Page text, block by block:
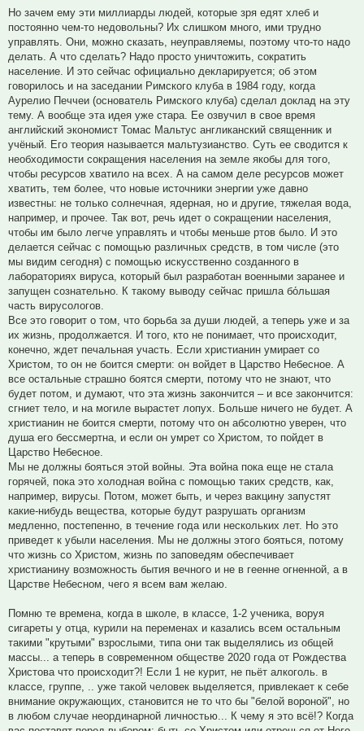
Но зачем ему эти миллиарды людей, которые зря едят хлеб и
постоянно чем-то недовольны? Их слишком много, ими трудно
управлять. Они, можно сказать, неуправляемы, поэтому что-то надо
делать. А что сделать? Надо просто уничтожить, сократить
население. И это сейчас официально декларируется; об этом
говорилось и на заседании Римского клуба в 1984 году, когда
Аурелио Печчеи (основатель Римского клуба) сделал доклад на эту
тему. А вообще эта идея уже стара. Ее озвучил в свое время
английский экономист Томас Мальтус англиканский священник и
учёный. Его теория называется мальтузианство. Суть ее сводится к
необходимости сокращения населения на земле якобы для того,
чтобы ресурсов хватило на всех. А на самом деле ресурсов может
хватить, тем более, что новые источники энергии уже давно
известны: не только солнечная, ядерная, но и другие, тяжелая вода,
например, и прочее. Так вот, речь идет о сокращении населения,
чтобы им было легче управлять и чтобы меньше ртов было. И это
делается сейчас с помощью различных средств, в том числе (это
мы видим сегодня) с помощью искусственно созданного в
лабораториях вируса, который был разработан военными заранее и
запущен сознательно. К такому выводу сейчас пришла бо́льшая
часть вирусологов.
Все это говорит о том, что борьба за души людей, а теперь уже и за
их жизнь, продолжается. И того, кто не понимает, что происходит,
конечно, ждет печальная участь. Если христианин умирает со
Христом, то он не боится смерти: он войдет в Царство Небесное. А
все остальные страшно боятся смерти, потому что не знают, что
будет потом, и думают, что эта жизнь закончится – и все закончится:
сгниет тело, и на могиле вырастет лопух. Больше ничего не будет. А
христианин не боится смерти, потому что он абсолютно уверен, что
душа его бессмертна, и если он умрет со Христом, то пойдет в
Царство Небесное.
Мы не должны бояться этой войны. Эта война пока еще не стала
горячей, пока это холодная война с помощью таких средств, как,
например, вирусы. Потом, может быть, и через вакцину запустят
какие-нибудь вещества, которые будут разрушать организм
медленно, постепенно, в течение года или нескольких лет. Но это
приведет к убыли населения. Мы не должны этого бояться, потому
что жизнь со Христом, жизнь по заповедям обеспечивает
христианину возможность бытия вечного и не в геенне огненной, а в
Царстве Небесном, чего я всем вам желаю.
Помню те времена, когда в школе, в классе, 1-2 ученика, воруя
сигареты у отца, курили на переменах и казались всем остальным
такими "крутыми" взрослыми, типа они так выделялись из общей
массы... а теперь в современном обществе 2020 года от Рождества
Христова что происходит?! Если 1 не курит, не пьёт алкоголь. в
классе, группе, .. уже такой человек выделяется, привлекает к себе
внимание окружающих, становится не то что бы "белой вороной", но
в любом случае неординарной личностью... К чему я это всё!? Когда